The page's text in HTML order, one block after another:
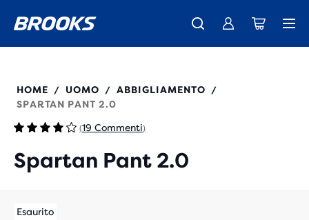
Spedizione gratuita per tutti gli ordini superiori a CHF 100
La nuovissima Ghost Amp è arrivata - Acquista Donna Uomo
Ti presentiamo la nuova collezione Cascadia - Acquista ora
211526
HOME / UOMO / ABBIGLIAMENTO
/
SPARTAN PANT 2.0
(19 Commenti)
Spartan Pant 2.0
Esaurito